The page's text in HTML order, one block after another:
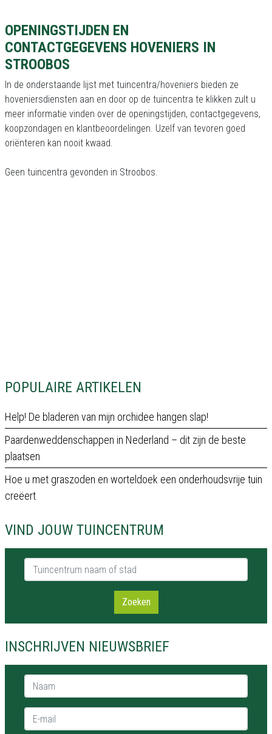
POPULAIRE ARTIKELEN
Help! De bladeren van mijn orchidee hangen slap!
Paardenweddenschappen in Nederland – dit zijn de beste
plaatsen
Hoe u met graszoden en worteldoek een onderhoudsvrije tuin
creëert
VIND JOUW TUINCENTRUM
Tuincentrum naam of stad
Zoeken
INSCHRIJVEN NIEUWSBRIEF
Naam *
E-mail *
OPENINGSTIJDEN EN
CONTACTGEGEVENS HOVENIERS IN
STROOBOS
In de onderstaande lijst met tuincentra/hoveniers bieden ze
hoveniersdiensten aan en door op de tuincentra te klikken zult u
meer informatie vinden over de openingstijden, contactgegevens,
koopzondagen en klantbeoordelingen. Uzelf van tevoren goed
oriënteren kan nooit kwaad.
Geen tuincentra gevonden in Stroobos.